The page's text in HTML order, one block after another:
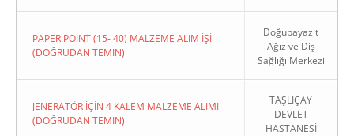
PAPER POİNT (15- 40) MALZEME ALIM İŞİ
(DOĞRUDAN TEMIN)
Doğubayazıt
Ağız ve Diş
Sağlığı Merkezi
JENERATÖR İÇİN 4 KALEM MALZEME ALIMI
(DOĞRUDAN TEMIN)
TAŞLIÇAY
DEVLET
HASTANESİ